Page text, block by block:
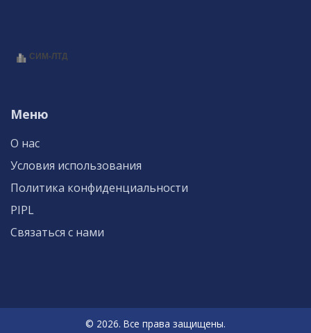
Меню
О нас
Условия использования
Политика конфиденциальности
PIPL
Связаться с нами
© 2026. Все права защищены.